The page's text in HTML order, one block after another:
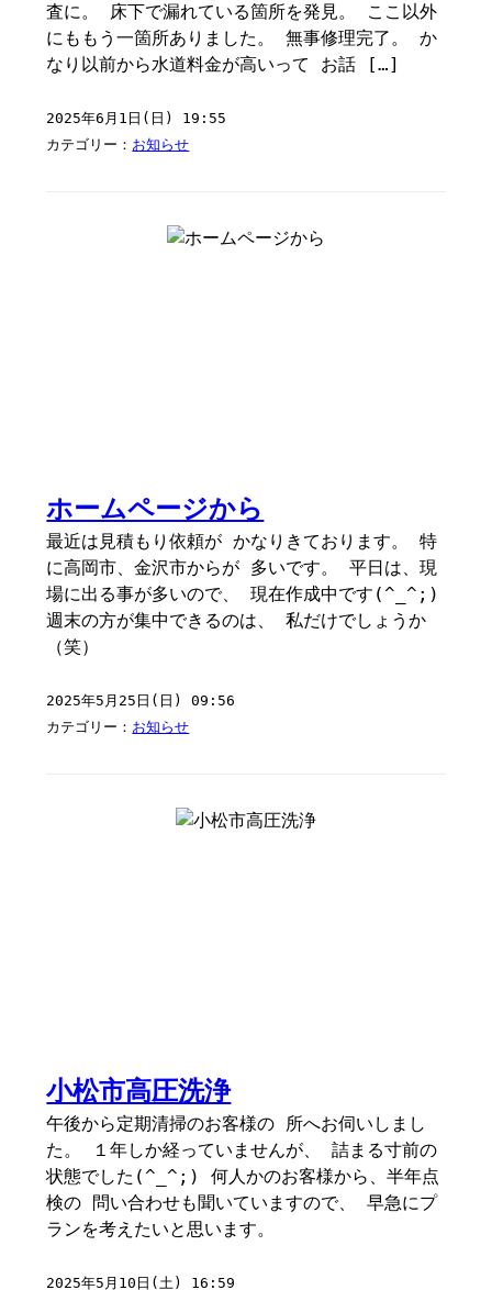
査に。 床下で漏れている箇所を発見。 ここ以外
にももう一箇所ありました。 無事修理完了。 か
なり以前から水道料金が高いって お話 […]
2025年6月1日(日) 19:55
カテゴリー： お知らせ
ホームページから
最近は見積もり依頼が かなりきております。 特
に高岡市、金沢市からが 多いです。 平日は、現
場に出る事が多いので、 現在作成中です(^_^;)
週末の方が集中できるのは、 私だけでしょうか
（笑）
2025年5月25日(日) 09:56
カテゴリー： お知らせ
小松市高圧洗浄
午後から定期清掃のお客様の 所へお伺いしまし
た。 １年しか経っていませんが、 詰まる寸前の
状態でした(^_^;) 何人かのお客様から、半年点
検の 問い合わせも聞いていますので、 早急にプ
ランを考えたいと思います。
2025年5月10日(土) 16:59